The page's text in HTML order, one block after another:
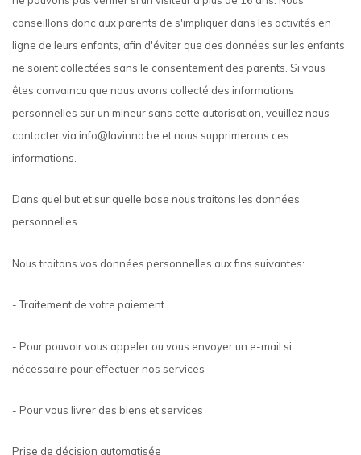
conseillons donc aux parents de s'impliquer dans les activités en
ligne de leurs enfants, afin d'éviter que des données sur les enfants
ne soient collectées sans le consentement des parents. Si vous
êtes convaincu que nous avons collecté des informations
personnelles sur un mineur sans cette autorisation, veuillez nous
contacter via info@lavinno.be et nous supprimerons ces
informations.
Dans quel but et sur quelle base nous traitons les données
personnelles
Nous traitons vos données personnelles aux fins suivantes:
- Traitement de votre paiement
- Pour pouvoir vous appeler ou vous envoyer un e-mail si
nécessaire pour effectuer nos services
- Pour vous livrer des biens et services
Prise de décision automatisée